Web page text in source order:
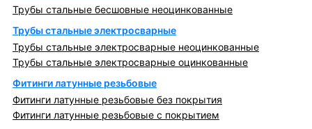
Трубы стальные бесшовные неоцинкованные
Трубы стальные электросварные
Трубы стальные электросварные неоцинкованные
Трубы стальные электросварные оцинкованные
Фитинги латунные резьбовые
Фитинги латунные резьбовые без покрытия
Фитинги латунные резьбовые с покрытием